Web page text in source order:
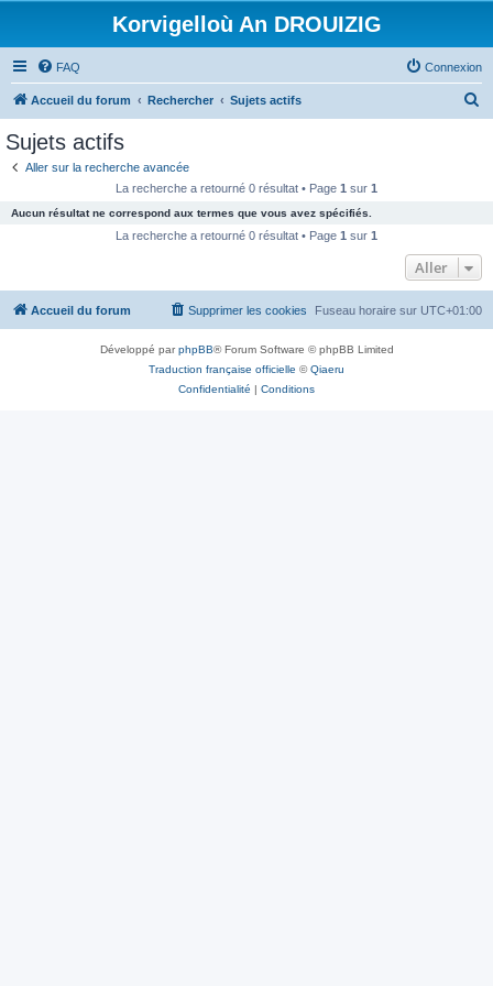
Korvigelloù An DROUIZIG
FAQ Connexion
Accueil du forum Rechercher Sujets actifs
c
e
Sujets actifs
Aller sur la recherche avancée
La recherche a retourné 0 résultat • Page 1 sur 1
Aucun résultat ne correspond aux termes que vous avez spécifiés.
La recherche a retourné 0 résultat • Page 1 sur 1
Aller
Accueil du forum Fuseau horaire sur UTC+01:00
Supprimer les cookies
Développé parphpBB® Forum Software © phpBB Limited
Traduction française officielle ©Qiaeru
Confidentialité | Conditions